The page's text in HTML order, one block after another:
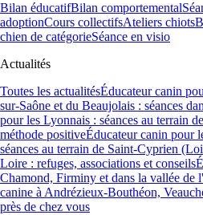
Bilan éducatifBilan comportemental
adoptionCours collectifsAteliers chiots
chien de catégorieSéance en visio
Actualités
Toutes les actualitésÉducateur canin
sur-Saône et du Beaujolais : séances
pour les Lyonnais : séances au terrain
méthode positiveÉducateur canin pour
séances au terrain de Saint-Cyprien
Loire : refuges, associations et conseils
Chamond, Firminy et dans la vallée de
canine à Andrézieux-Bouthéon,
près de chez vous